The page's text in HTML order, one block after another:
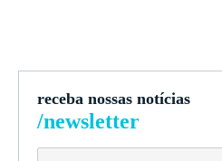
receba nossas notícias
/newsletter